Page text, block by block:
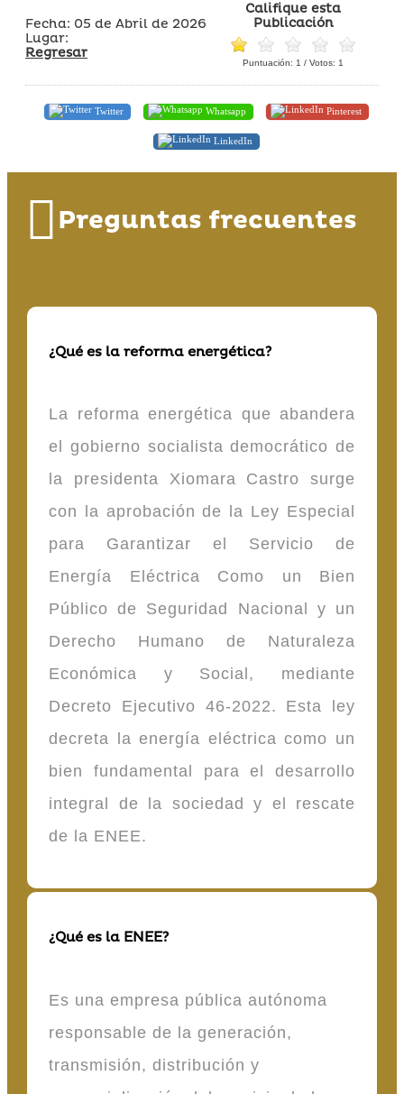
Fecha: 05 de Abril de 2026
Lugar:
Regresar
Califique esta
Publicación
Puntuación: 1 / Votos: 1
Twitter Whatsapp Pinterest
LinkedIn
Preguntas frecuentes
¿Qué es la reforma energética?
La reforma energética que abandera
el gobierno socialista democrático de
la presidenta Xiomara Castro surge
con la aprobación de la Ley Especial
para Garantizar el Servicio de
Energía Eléctrica Como un Bien
Público de Seguridad Nacional y un
Derecho Humano de Naturaleza
Económica y Social, mediante
Decreto Ejecutivo 46-2022. Esta ley
decreta la energía eléctrica como un
bien fundamental para el desarrollo
integral de la sociedad y el rescate
de la ENEE.
¿Qué es la ENEE?
Es una empresa pública autónoma
responsable de la generación,
transmisión, distribución y